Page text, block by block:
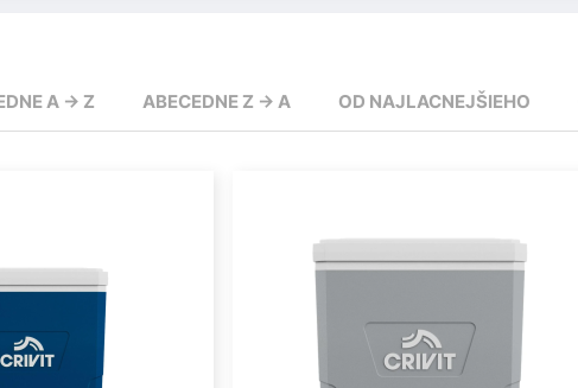
A -> Z ABECEDNE Z -> A OD NAJLACNEJŠIEHO